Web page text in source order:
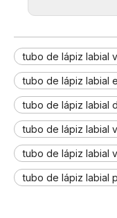
tubo de lápiz labial
tubo de lápiz labial
tubo de lápiz labial
tubo de lápiz labial
tubo de lápiz labial
tubo de lápiz labial